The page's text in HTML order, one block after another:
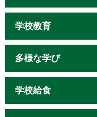
学校教育
多様な学び
学校給食